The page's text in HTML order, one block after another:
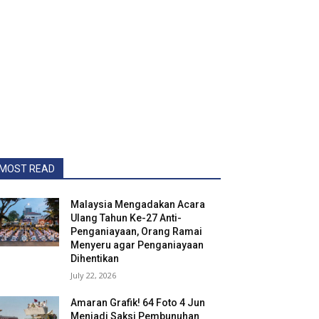
READ
Malaysia Mengadakan Acara
Ulang Tahun Ke-27 Anti-
Penganiayaan, Orang Ramai
Menyeru agar Penganiayaan
Dihentikan
July 22, 2026
Amaran Grafik! 64 Foto 4 Jun
Menjadi Saksi Pembunuhan